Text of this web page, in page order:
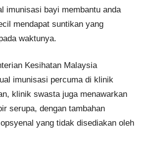
imunisasi bayi membantu anda
mendapat suntikan yang
waktunya.
Kesihatan Malaysia
imunisasi percuma di klinik
klinik swasta juga menawarkan
serupa, dengan tambahan
yang tidak disediakan oleh